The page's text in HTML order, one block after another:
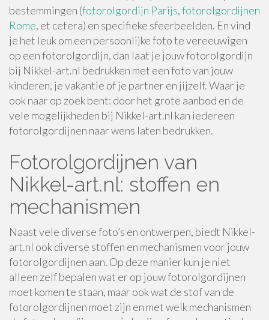
bestemmingen (fotorolgordijn Parijs,fotorolgordijnen
Rome, et cetera) en specifieke sfeerbeelden. En vind
je het leuk om een persoonlijke foto te vereeuwigen
op een fotorolgordijn, dan laat je jouw fotorolgordijn
bij Nikkel-art.nl bedrukken met een foto van jouw
kinderen, je vakantie of je partner en jijzelf. Waar je
ook naar op zoek bent: door het grote aanbod en de
vele mogelijkheden bij Nikkel-art.nl kan iedereen
fotorolgordijnen naar wens laten bedrukken.
Fotorolgordijnen van
Nikkel-art.nl: stoffen en
mechanismen
Naast vele diverse foto’s en ontwerpen, biedt Nikkel-
art.nl ook diverse stoffen en mechanismen voor jouw
fotorolgordijnen aan. Op deze manier kun je niet
alleen zelf bepalen wat er op jouw fotorolgordijnen
moet komen te staan, maar ook wat de stof van de
fotorolgordijnen moet zijn en met welk mechanismen